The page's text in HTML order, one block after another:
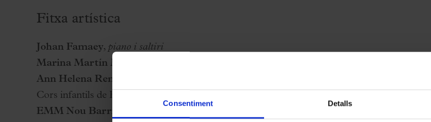
Consentiment Detalls
Fitxa artística
Johan Famaey, piano i saltiri
Marina Martín Maldonado
Ann Helena Remans
Cors infantils de Barcelona:
EMM Nou Barris: Xerrics 1, Xerrics 2, Cor Jove